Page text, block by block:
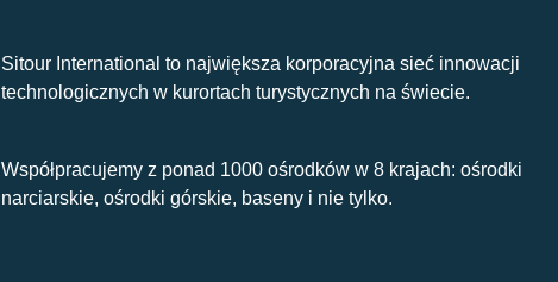
Sitour International to największa korporacyjna sieć innowacji
technologicznych w kurortach turystycznych na świecie.
Współpracujemy z ponad 1000 ośrodków w 8 krajach: ośrodki
narciarskie, ośrodki górskie, baseny i nie tylko.